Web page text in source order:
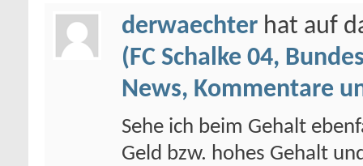
derwaechter hat auf
(FC Schalke 04,
News, Kommentare
Sehe ich beim Gehalt
Geld bzw. hohes Gehalt